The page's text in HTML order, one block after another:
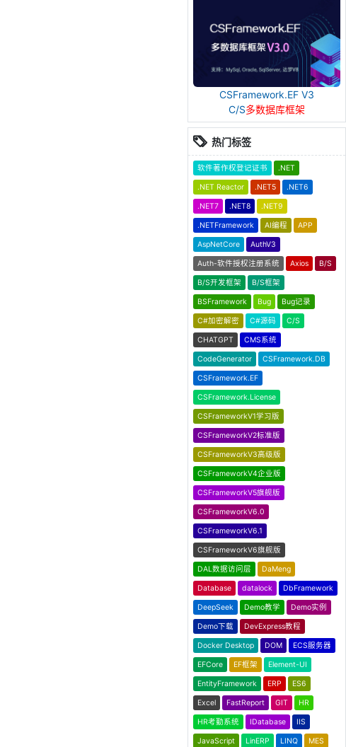
CSFramework.EF V3
C/S多数据库框架
热门标签
软件著作权登记证书 .NET
.NET Reactor .NET5 .NET6
.NET7 .NET8 .NET9
.NETFramework AI编程 APP
AspNetCore AuthV3
Auth-软件授权注册系统 Axios B/S
B/S开发框架 B/S框架
BSFramework Bug Bug记录
C#加密解密 C#源码 C/S
CHATGPT CMS系统
CodeGenerator CSFramework.DB
CSFramework.EF
CSFramework.License
CSFrameworkV1学习版
CSFrameworkV2标准版
CSFrameworkV3高级版
CSFrameworkV4企业版
CSFrameworkV5旗舰版
CSFrameworkV6.0
CSFrameworkV6.1
CSFrameworkV6旗舰版
DAL数据访问层 DaMeng
Database datalock DbFramework
DeepSeek Demo教学 Demo实例
Demo下载 DevExpress教程
Docker Desktop DOM ECS服务器
EFCore EF框架 Element-UI
EntityFramework ERP ES6
Excel FastReport GIT HR
HR考勤系统 IDatabase IIS
JavaScript LinERP LINQ MES